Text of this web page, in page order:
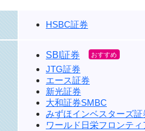
HSBC証券
SBI証券
JTG証券
エース証券
新光証券
大和証券SMBC
みずほインベスターズ証
ワールド日栄フロンティ